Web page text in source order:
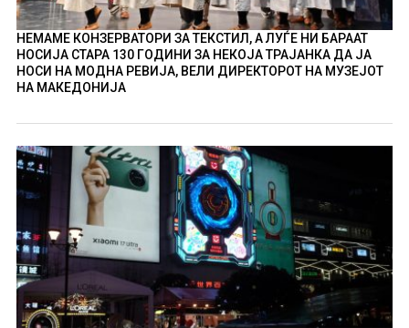
НЕМАМЕ КОНЗЕРВАТОРИ ЗА ТЕКСТИЛ, А ЛУЃЕ НИ БАРААТ
НОСИЈА СТАРА 130 ГОДИНИ ЗА НЕКОЈА ТРАЈАНКА ДА ЈА
НОСИ НА МОДНА РЕВИЈА, ВЕЛИ ДИРЕКТОРОТ НА МУЗЕЈОТ
НА МАКЕДОНИЈА